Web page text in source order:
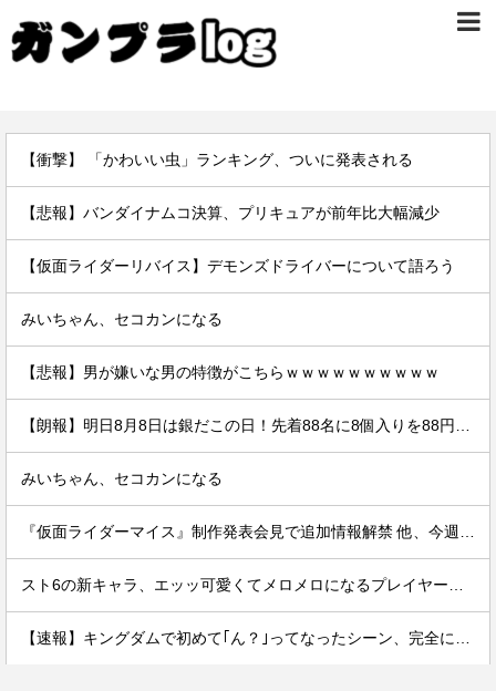
【衝撃】 「かわいい虫」ランキング、ついに発表される
【悲報】バンダイナムコ決算、プリキュアが前年比大幅減少
【仮面ライダーリバイス】デモンズドライバーについて語ろう
みいちゃん、セコカンになる
【悲報】男が嫌いな男の特徴がこちらｗｗｗｗｗｗｗｗｗｗ
みいちゃん、セコカンになる